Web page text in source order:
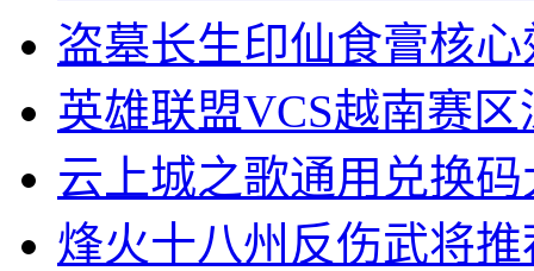
盗墓长生印仙食膏核
英雄联盟VCS越南赛
云上城之歌通用兑换码
烽火十八州反伤武将